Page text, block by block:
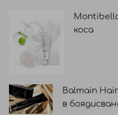
коса
Balmain
в